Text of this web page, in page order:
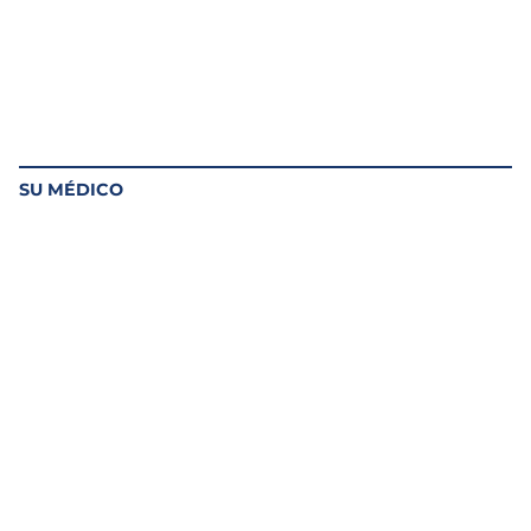
SU MÉDICO